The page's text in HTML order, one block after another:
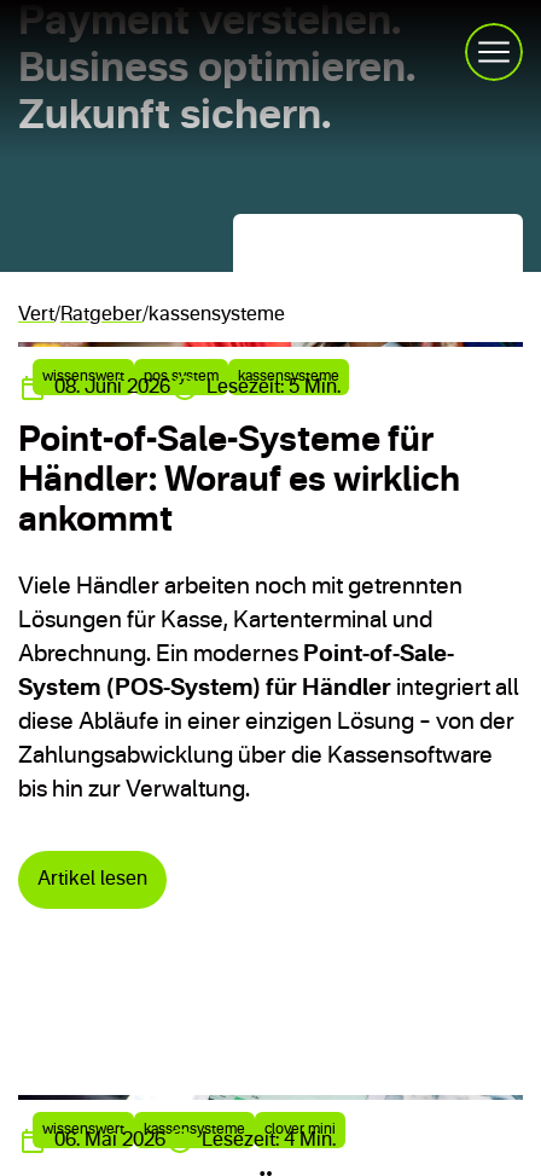
Über uns
Service
Beratung anfragen
Payment verstehen.
Business optimieren.
Zukunft sichern.
Vert Ratgeber kassensysteme
wissenswert pos system kassensysteme
08. Juni 2026 Lesezeit: 5 Min.
Point-of-Sale-Systeme für
Händler: Worauf es wirklich
ankommt
Viele Händler arbeiten noch mit getrennten
Lösungen für Kasse, Kartenterminal und
Abrechnung. Ein modernes Point-of-Sale-
System (POS-System) für Händler integriert all
diese Abläufe in einer einzigen Lösung – von der
Zahlungsabwicklung über die Kassensoftware
bis hin zur Verwaltung.
Artikel lesen
wissenswert kassensysteme clover mini
06. Mai 2026 Lesezeit: 4 Min.